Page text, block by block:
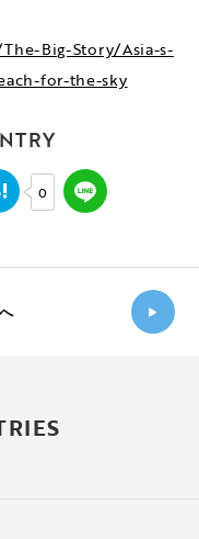
Big-Story/Asia-s-
for-the-sky
0